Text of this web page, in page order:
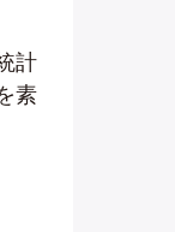
計
素